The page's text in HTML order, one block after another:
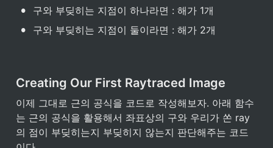
• 구와 부딪히는 지점이 하나라면 : 해가 1개
• 구와 부딪히는 지점이 둘이라면 : 해가 2개
Creating Our First Raytraced Image
이제 그대로 근의 공식을 코드로 작성해보자. 아래 함수
는 근의 공식을 활용해서 좌표상의 구와 우리가 쏜 ray
의 점이 부딪히는지 부딪히지 않는지 판단해주는 코드